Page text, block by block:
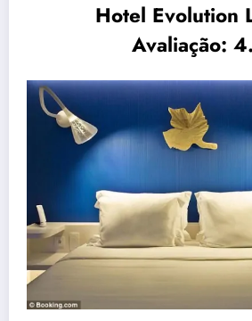
Hotel Evolution
Avaliação: